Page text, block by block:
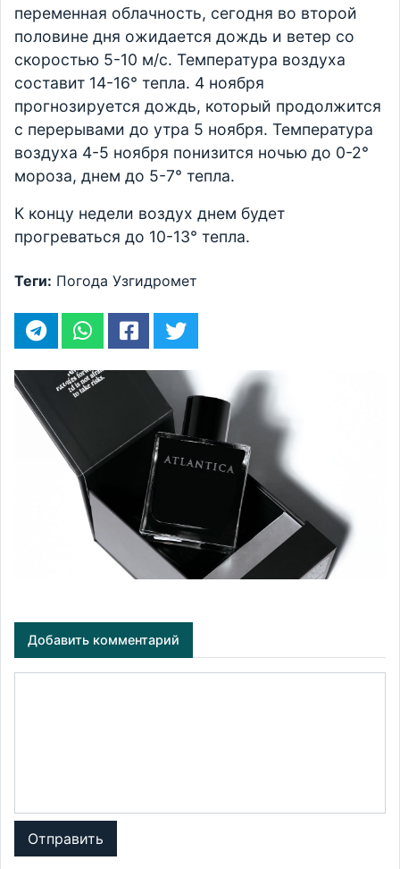
переменная облачность, сегодня во второй
половине дня ожидается дождь и ветер со
скоростью 5-10 м/с. Температура воздуха
составит 14-16° тепла. 4 ноября
прогнозируется дождь, который продолжится
с перерывами до утра 5 ноября. Температура
воздуха 4-5 ноября понизится ночью до 0-2°
мороза, днем до 5-7° тепла.
К концу недели воздух днем будет
прогреваться до 10-13° тепла.
Теги: Погода Узгидромет
Добавить комментарий
Отправить